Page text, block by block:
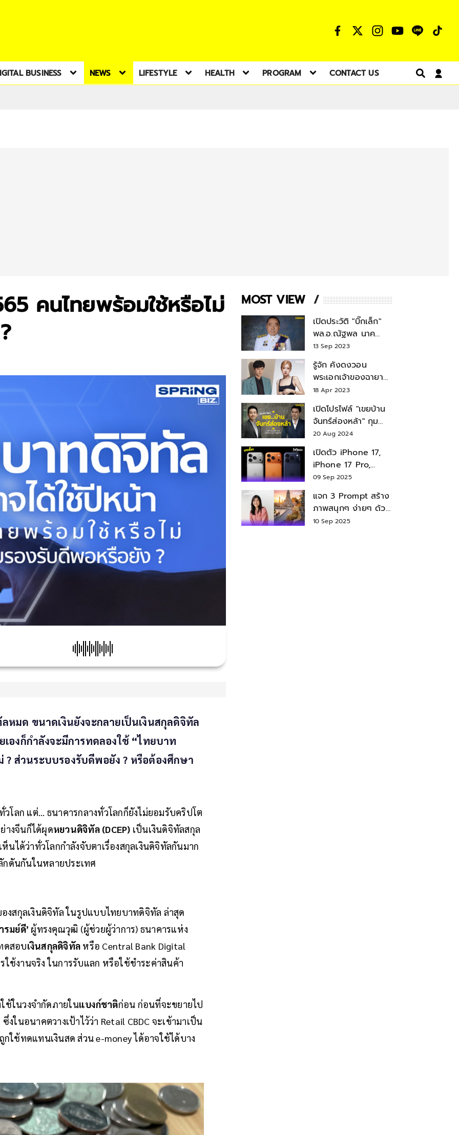
BUSINESS NEWS LIFESTYLE HEALTH PROGRAM CONTACT US
คนไทยพร้อมใช้หรือไม่
หมด ขนาดเงินยังจะกลายเป็นเงินสกุลดิจิทัล
องก็กำลังจะมีการทดลองใช้ “ไทยบาท
ส่วนระบบรองรับดีพอยัง ? หรือต้องศึกษา
โลก แต่... ธนาคารกลางทั่วโลกก็ยังไม่ยอมรับคริปโต
างจีนก็ได้ผุดหยวนดิจิทัล (DCEP) เป็นเงินดิจิทัลสกุล
นได้ว่าทั่วโลกกำลังจับตาเรื่องสกุลเงินดิจิทัลกันมาก
กดันกันในหลายประเทศ
งสกุลเงินดิจิทัล ในรูปแบบไทยบาทดิจิทัล ล่าสุด
รมย์ดี’ ผู้ทรงคุณวุฒิ (ผู้ช่วยผู้ว่าการ) ธนาคารแห่ง
ดสอบเงินสกุลดิจิทัล หรือ Central Bank Digital
ใช้งานจริง ในการรับแลก หรือใช้ชำระค่าสินค้า
ช้ในวงจำกัดภายในแบงก์ชาติก่อน ก่อนที่จะขยายไป
นอนาคตวางเป้าไว้ว่า Retail CBDC จะเข้ามาเป็น
ใช้ทดแทนเงินสด ส่วน e-money ได้อาจใช้ได้บาง
MOST VIEW
เปิดประวัติ "บิ๊กเล็ก"
พล.อ.ณัฐพล นาค
พาณิชย์ จากเลขาฯ
สมช.-เลขาฯ
รมว.กลาโหม
13 Sep 2023
รู้จัก คังดงวอน
พระเอกเจ้าของฉายา
สมบัติแห่งชาติ หลังมี
18 Apr 2023
เปิดโปรไฟล์ "เขยบ้าน
จันทร์ส่องหล้า" กุม
บังเหียนธุรกิจตระกูล
"ชินวัตร"
20 Aug 2024
เปิดตัว iPhone 17,
iPhone 17 Pro,
iPhone 17 Air สเปค
09 Sep 2025
แจก 3 Prompt สร้าง
ภาพสนุกๆ ง่ายๆ ด้วย
Nano Banana ใน
10 Sep 2025